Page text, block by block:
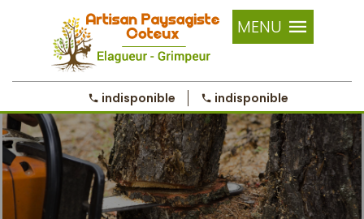
MENU
indisponible indisponible